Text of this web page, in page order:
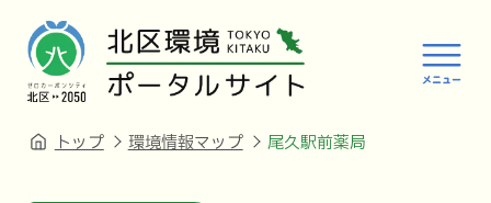
トップ 環境情報マップ 尾久駅前薬局